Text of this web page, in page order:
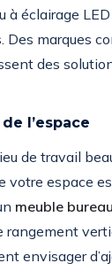
à éclairage
Des marques
des
l’espace
de travail
votre espace
meuble
rangement
envisager